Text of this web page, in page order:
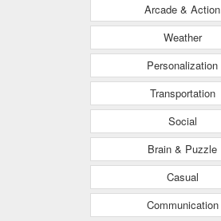
Arcade & Action
Weather
Personalization
Transportation
Social
Brain & Puzzle
Casual
Communication